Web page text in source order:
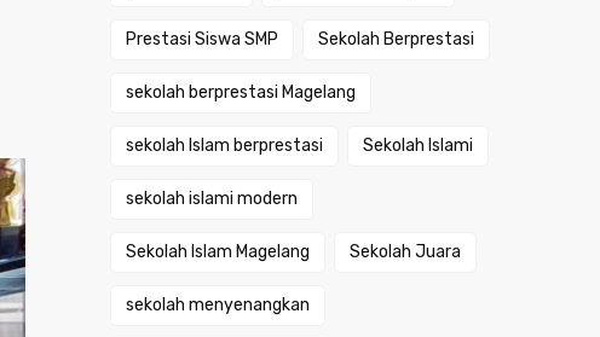
Prestasi Siswa SMP Sekolah Berprestasi
sekolah berprestasi Magelang
sekolah Islam berprestasi Sekolah Islami
sekolah islami modern
Sekolah Islam Magelang Sekolah Juara
sekolah menyenangkan